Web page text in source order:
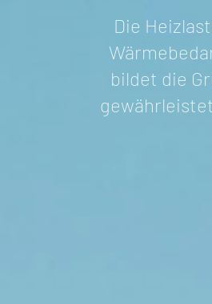
Die
bildet die